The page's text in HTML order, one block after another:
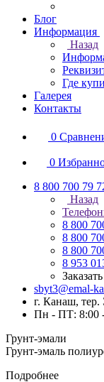
Блог
Информация
Назад
Где
Галерея
Контакты
0
0
8 800 700 79
Назад
8 800
8 800
8 800
8 953
sbyt3@emal-
г. Канаш, тер.
Пн - ПТ: 8:00
Грунт-эмали
Грунт-эмаль
Подробнее